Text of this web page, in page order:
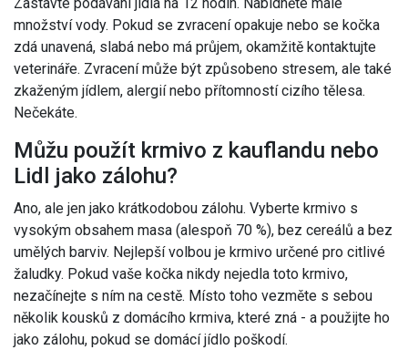
Zastavte podávání jídla na 12 hodin. Nabídněte malé
množství vody. Pokud se zvracení opakuje nebo se kočka
zdá unavená, slabá nebo má průjem, okamžitě kontaktujte
veterináře. Zvracení může být způsobeno stresem, ale také
zkaženým jídlem, alergií nebo přítomností cizího tělesa.
Nečekáte.
Můžu použít krmivo z kauflandu nebo
Lidl jako zálohu?
Ano, ale jen jako krátkodobou zálohu. Vyberte krmivo s
vysokým obsahem masa (alespoň 70 %), bez cereálů a bez
umělých barviv. Nejlepší volbou je krmivo určené pro citlivé
žaludky. Pokud vaše kočka nikdy nejedla toto krmivo,
nezačínejte s ním na cestě. Místo toho vezměte s sebou
několik kousků z domácího krmiva, které zná - a použijte ho
jako zálohu, pokud se domácí jídlo poškodí.